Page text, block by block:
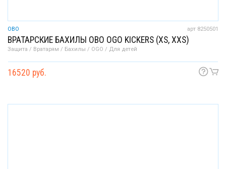
OBO арт 8250501
ВРАТАРСКИЕ БАХИЛЫ OBO OGO KICKERS (XS, XXS)
Защита / Вратарям / Бахилы / OGO / Для детей
16520 руб.